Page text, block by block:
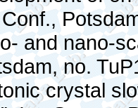
and nano-
no.
crystal